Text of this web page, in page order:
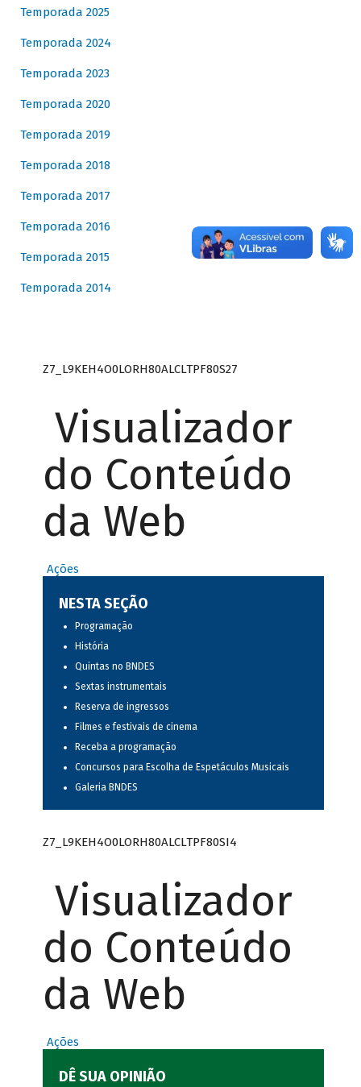
Temporada 2025
Temporada 2024
Temporada 2023
Temporada 2020
Temporada 2019
Temporada 2018
Temporada 2017
Temporada 2016
Temporada 2015
Temporada 2014
Z7_L9KEH4O0LORH80ALCLTPF80S27
Visualizador
do Conteúdo
da Web
Ações
NESTA SEÇÃO
Programação
História
Quintas no BNDES
Sextas instrumentais
Reserva de ingressos
Filmes e festivais de cinema
Receba a programação
Concursos para Escolha de Espetáculos Musicais
Galeria BNDES
Z7_L9KEH4O0LORH80ALCLTPF80SI4
Visualizador
do Conteúdo
da Web
Ações
DÊ SUA OPINIÃO